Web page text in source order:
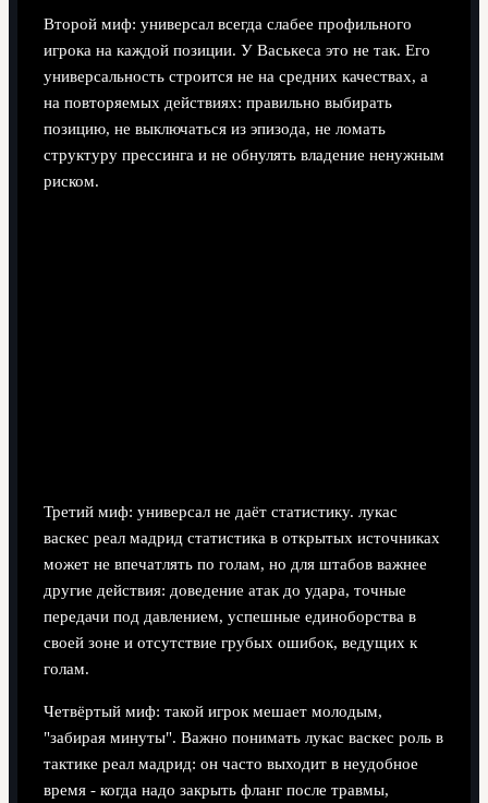
Второй миф: универсал всегда слабее профильного
игрока на каждой позиции. У Васькеса это не так. Его
универсальность строится не на средних качествах, а
на повторяемых действиях: правильно выбирать
позицию, не выключаться из эпизода, не ломать
структуру прессинга и не обнулять владение ненужным
риском.
Третий миф: универсал не даёт статистику. лукас
васкес реал мадрид статистика в открытых источниках
может не впечатлять по голам, но для штабов важнее
другие действия: доведение атак до удара, точные
передачи под давлением, успешные единоборства в
своей зоне и отсутствие грубых ошибок, ведущих к
голам.
Четвёртый миф: такой игрок мешает молодым,
"забирая минуты". Важно понимать лукас васкес роль в
тактике реал мадрид: он часто выходит в неудобное
время - когда надо закрыть фланг после травмы,